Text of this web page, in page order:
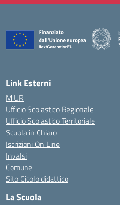
Link Esterni
MIUR
Ufficio Scolastico Regionale
Ufficio Scolastico Territoriale
Scuola in Chiaro
Iscrizioni On Line
Invalsi
Comune
Sito Cicolo didattico
La Scuola